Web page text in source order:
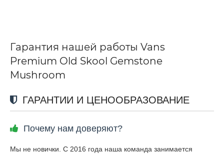
Гарантия нашей работы Vans
Premium Old Skool Gemstone
Mushroom
ГАРАНТИИ И ЦЕНООБРАЗОВАНИЕ
Почему нам доверяют?
Мы не новички. С 2016 года наша команда занимается